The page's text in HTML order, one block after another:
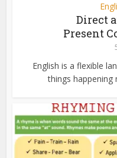
Direct
Present
English is a flexible
things happening